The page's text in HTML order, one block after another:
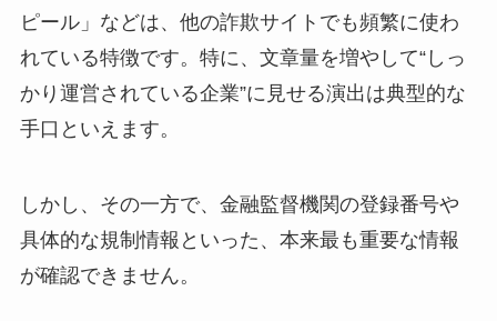
ピール」などは、他の詐欺サイトでも頻繁に使わ
れている特徴です。特に、文章量を増やして“しっ
かり運営されている企業”に見せる演出は典型的な
手口といえます。
しかし、その一方で、金融監督機関の登録番号や
具体的な規制情報といった、本来最も重要な情報
が確認できません。